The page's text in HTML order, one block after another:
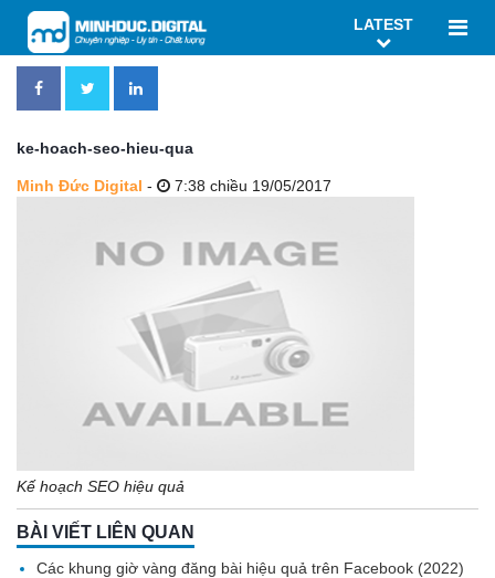
LATEST
ke-hoach-seo-hieu-qua
Minh Đức Digital - 7:38 chiều 19/05/2017
Kế hoạch SEO hiệu quả
BÀI VIẾT LIÊN QUAN
Các khung giờ vàng đăng bài hiệu quả trên Facebook (2022)